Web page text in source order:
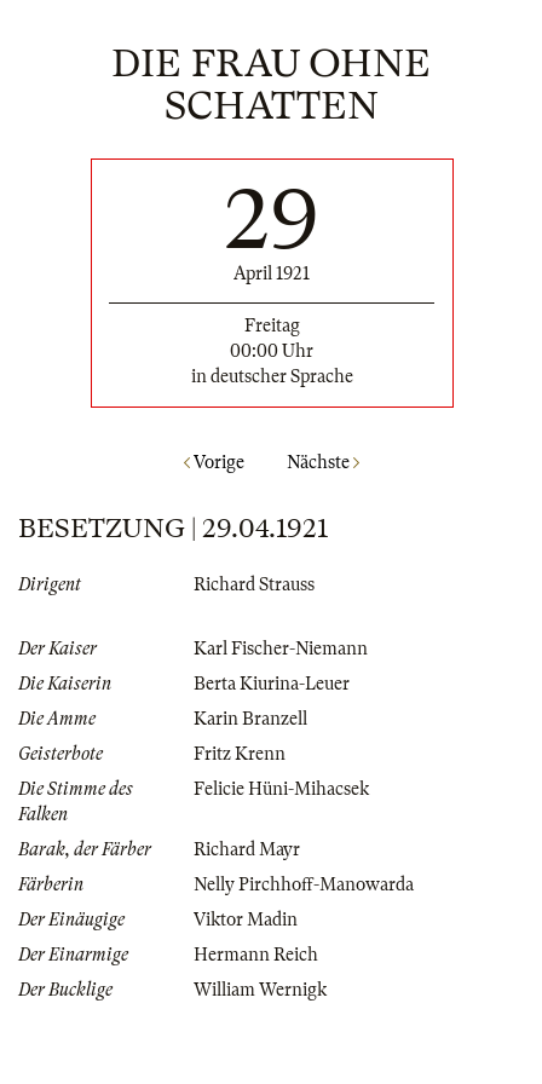
DIE FRAU OHNE
SCHATTEN
29
April 1921
Freitag
00:00 Uhr
in deutscher Sprache
Vorige Nächste
BESETZUNG | 29.04.1921
Dirigent Richard Strauss
Der Kaiser
Karl Fischer-Niemann
Die Kaiserin
Berta Kiurina-Leuer
Die Amme
Karin Branzell
Geisterbote
Fritz Krenn
Die Stimme des
Falken
Felicie Hüni-Mihacsek
Barak, der Färber
Richard Mayr
Färberin
Nelly Pirchhoff-Manowarda
Der Einäugige
Viktor Madin
Der Einarmige
Hermann Reich
Der Bucklige
William Wernigk